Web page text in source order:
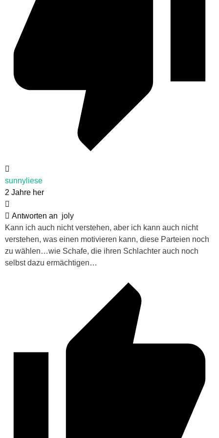
sunnyliese
2 Jahre her
Antworten an joly
Kann ich auch nicht verstehen, aber ich kann auch nicht
verstehen, was einen motivieren kann, diese Parteien noch
zu wählen…wie Schafe, die ihren Schlachter auch noch
selbst dazu ermächtigen…